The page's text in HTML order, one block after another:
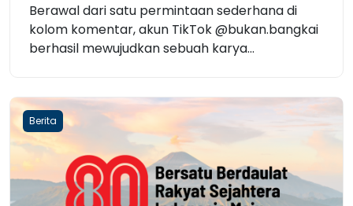
Berawal dari satu permintaan sederhana di
kolom komentar, akun TikTok @bukan.bangkai
berhasil mewujudkan sebuah karya...
Berita